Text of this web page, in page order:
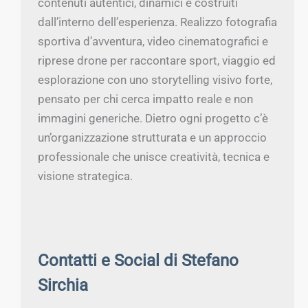
dall’interno dell’esperienza. Realizzo fotografia
sportiva d’avventura, video cinematografici e
riprese drone per raccontare sport, viaggio ed
esplorazione con uno storytelling visivo forte,
pensato per chi cerca impatto reale e non
immagini generiche. Dietro ogni progetto c’è
un’organizzazione strutturata e un approccio
professionale che unisce creatività, tecnica e
visione strategica.
Contatti e Social di Stefano
Sirchia